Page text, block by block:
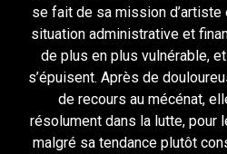
se fait de sa mission
situation administrative et
de plus en plus vulnérable,
s’épuisent. Après de
de recours au mécénat,
résolument dans la lutte, pour
malgré sa tendance plutôt